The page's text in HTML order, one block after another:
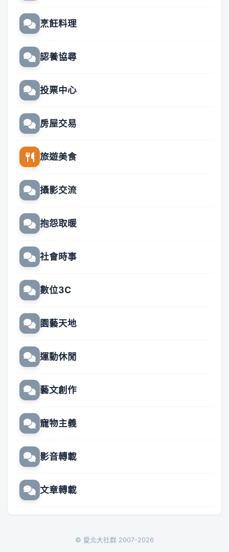
烹飪料理
認養協尋
投票中心
房屋交易
旅遊美食
攝影交流
抱怨取暖
社會時事
數位3C
園藝天地
運動休閒
藝文創作
寵物主義
影音轉載
文章轉載
© 愛北大社群 2007-2026